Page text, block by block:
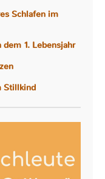
Schlafen im
1. Lebensjahr
Stillkind